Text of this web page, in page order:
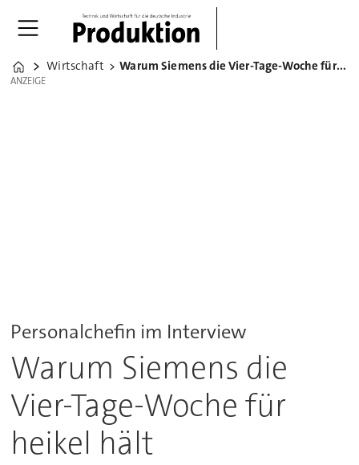
Home
Wirtschaft Warum Siemens die Vier-Tage-Woche für heikel hält
ANZEIGE
ANZEIGE
Personalchefin im Interview
Warum Siemens die
Vier-Tage-Woche für
heikel hält